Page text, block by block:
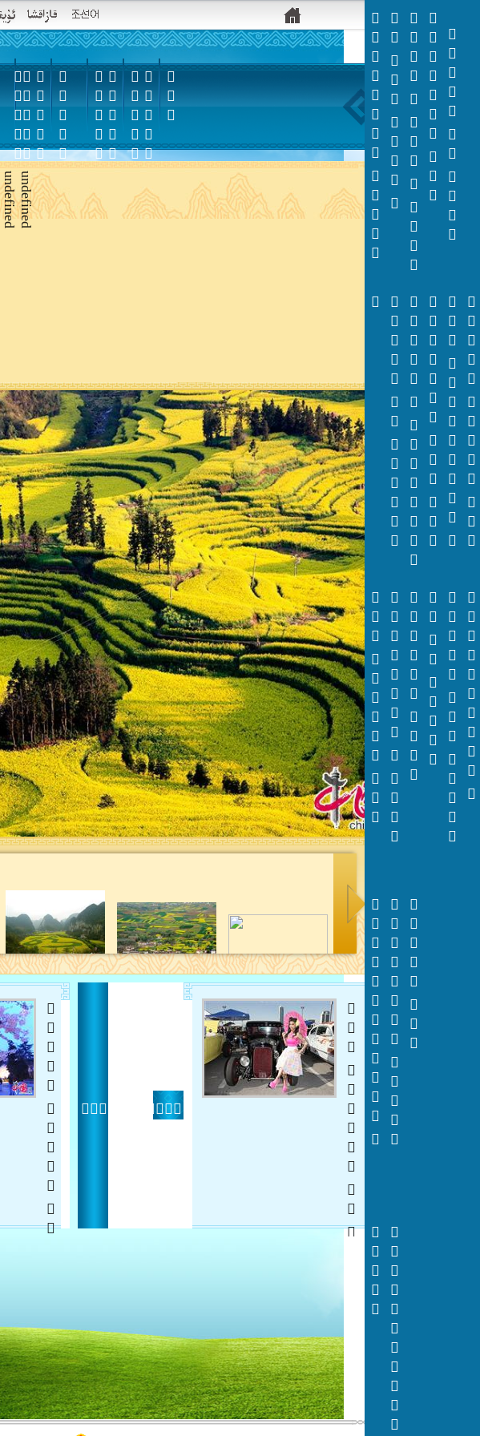
 

 
 

undefined
undefined 



















































































































































































































































          